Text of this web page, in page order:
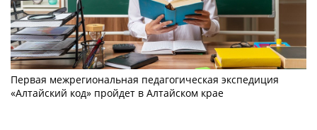
Первая межрегиональная педагогическая экспедиция
«Алтайский код» пройдет в Алтайском крае